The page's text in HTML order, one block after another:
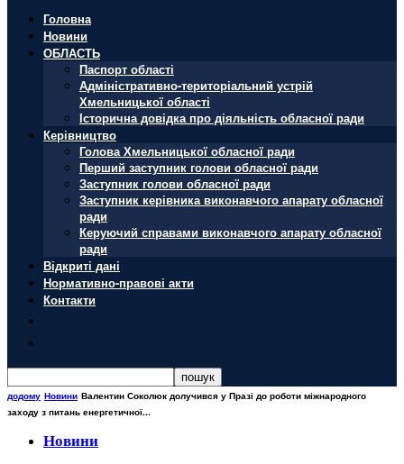
Головна
Новини
ОБЛАСТЬ
Паспорт області
Адміністративно-територіальний устрій
Хмельницької області
Історична довідка про діяльність обласної ради
Керівництво
Голова Хмельницької обласної ради
Перший заступник голови обласної ради
Заступник голови обласної ради
Заступник керівника виконавчого апарату обласної
ради
Керуючий справами виконавчого апарату обласної
ради
Відкриті дані
Нормативно-правові акти
Контакти
додому Новини Валентин Соколюк долучився у Празі до роботи міжнародного
заходу з питань енергетичної...
Новини